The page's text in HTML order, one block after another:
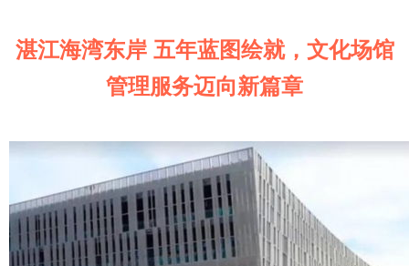
湛江海湾东岸 五年蓝图绘就，文化场馆
管理服务迈向新篇章